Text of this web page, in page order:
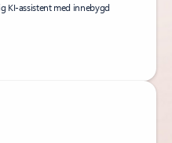
KI-assistent med innebygd